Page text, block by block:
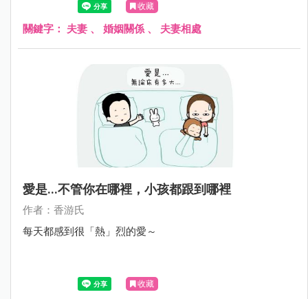
收藏
關鍵字： 夫妻 、 婚姻關係 、 夫妻相處
愛是...不管你在哪裡，小孩都跟到哪裡
作者：香游氏
每天都感到很「熱」烈的愛～
收藏